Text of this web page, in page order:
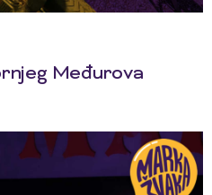
Međurova